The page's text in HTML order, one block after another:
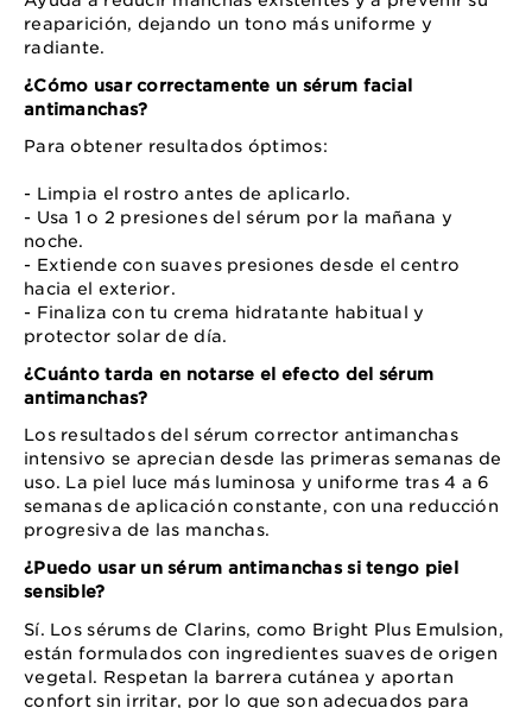
reaparición, dejando un tono más uniforme y
radiante.
¿Cómo usar correctamente un sérum facial
antimanchas?
Para obtener resultados óptimos:
- Limpia el rostro antes de aplicarlo.
- Usa 1 o 2 presiones del sérum por la mañana y
noche.
- Extiende con suaves presiones desde el centro
hacia el exterior.
- Finaliza con tu crema hidratante habitual y
protector solar de día.
¿Cuánto tarda en notarse el efecto del sérum
antimanchas?
Los resultados del sérum corrector antimanchas
intensivo se aprecian desde las primeras semanas de
uso. La piel luce más luminosa y uniforme tras 4 a 6
semanas de aplicación constante, con una reducción
progresiva de las manchas.
¿Puedo usar un sérum antimanchas si tengo piel
sensible?
Sí. Los sérums de Clarins, como Bright Plus Emulsion,
están formulados con ingredientes suaves de origen
vegetal. Respetan la barrera cutánea y aportan
confort sin irritar, por lo que son adecuados para